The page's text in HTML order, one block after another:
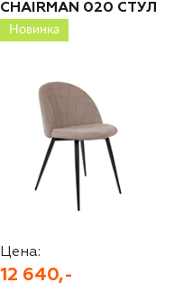
CHAIRMAN 020 СТУЛ
Новинка
Цена:
12 640,-